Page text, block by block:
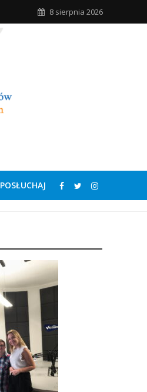
8 sierpnia 2026
POSŁUCHAJ